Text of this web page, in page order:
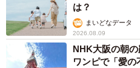
は？
まいどなデータ
2026.08.09
NHK大阪の朝
ワンピで「愛